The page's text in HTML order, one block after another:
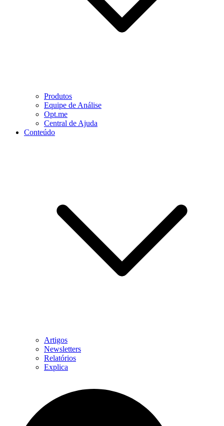
Produtos
Equipe de Análise
Opt.me
Central de Ajuda
Conteúdo
Artigos
Newsletters
Relatórios
Explica